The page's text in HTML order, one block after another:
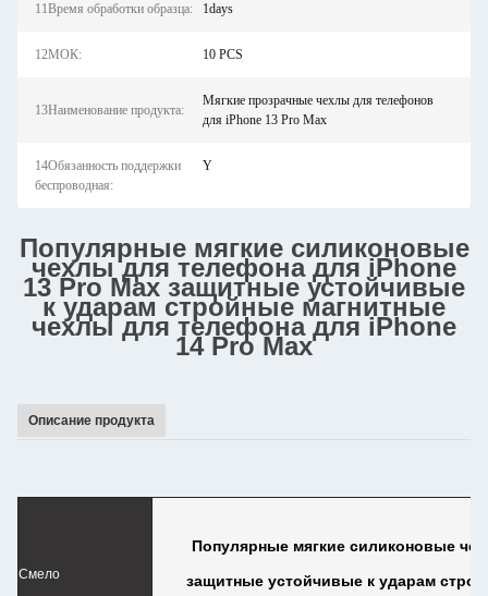
11Время обработки образца: 1days
12МОК: 10 PCS
13Наименование продукта:
Мягкие прозрачные чехлы для телефонов
для iPhone 13 Pro Max
14Обязанность поддержки
беспроводная:
Y
Популярные мягкие силиконовые
чехлы для телефона для iPhone
13 Pro Max защитные устойчивые
к ударам стройные магнитные
чехлы для телефона для iPhone
14 Pro Max
Описание продукта
Смело
Популярные мягкие силиконовые
защитные устойчивые к ударам